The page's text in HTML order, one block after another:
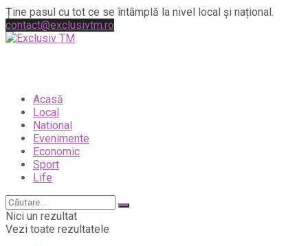
Ține pasul cu tot ce se întâmplă la nivel local și național.
contact@exclusivtm.ro
Acasă
Local
National
Evenimente
Economic
Sport
Life
Nici un rezultat
Vezi toate rezultatele